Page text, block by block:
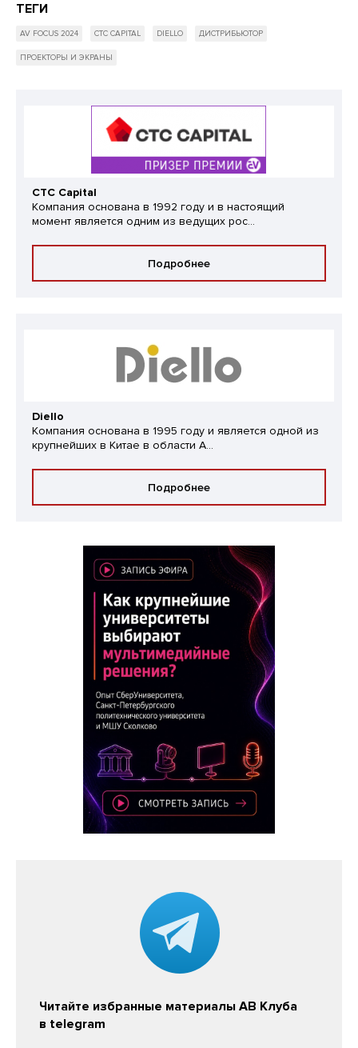
ТЕГИ
AV FOCUS 2024 CTC CAPITAL DIELLO ДИСТРИБЬЮТОР
ПРОЕКТОРЫ И ЭКРАНЫ
CTC Capital
Компания основана в 1992 году и в настоящий
момент является одним из ведущих рос...
Подробнее
Diello
Компания основана в 1995 году и является одной из
крупнейших в Китае в области A...
Подробнее
Читайте избранные материалы АВ Клуба
в telegram